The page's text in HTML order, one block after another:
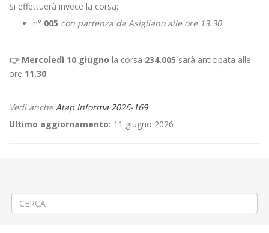
Si effettuerà invece la corsa:
n° 005 con partenza da Asigliano alle ore 13.30
👉 Mercoledì 10 giugno la corsa 234.005 sarà anticipata alle
ore 11.30
Vedi ancheAtap Informa 2026-169
Ultimo aggiornamento: 11 giugno 2026